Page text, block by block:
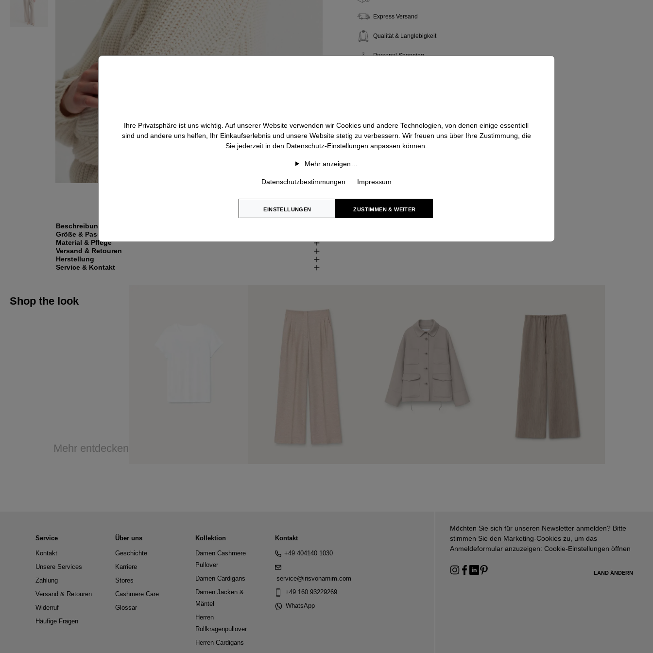
Express Versand
Qualität & Langlebigkeit
Personal Shopping
Beschreibung
Größe & Passform
Material & Pflege
Versand & Retouren
Herstellung
Service & Kontakt
Shop the look
Mehr entdecken
Service
Kontakt
Unsere Services
Zahlung
Versand & Retouren
Widerruf
Häufige Fragen
Über uns
Geschichte
Karriere
Stores
Cashmere Care
Glossar
Kollektion
Damen Cashmere
Pullover
Damen Cardigans
Damen Jacken &
Mäntel
Herren
Rollkragenpullover
Herren Cardigans
Kontakt
+49 404140 1030
service@irisvonarnim.com
+49 160 93229269
WhatsApp
Möchten Sie sich für unseren Newsletter anmelden? Bitte
stimmen Sie den Marketing-Cookies zu, um das
Anmeldeformular anzuzeigen: Cookie-Einstellungen öffnen
LAND ÄNDERN
Ihre Privatsphäre ist uns wichtig. Auf unserer Website verwenden wir Cookies und andere Technologien, von denen einige essentiell
sind und andere uns helfen, Ihr Einkaufserlebnis und unsere Website stetig zu verbessern. Wir freuen uns über Ihre Zustimmung, die
Sie jederzeit in den Datenschutz-Einstellungen anpassen können.
Mehr anzeigen…
Datenschutzbestimmungen Impressum
EINSTELLUNGEN ZUSTIMMEN & WEITER